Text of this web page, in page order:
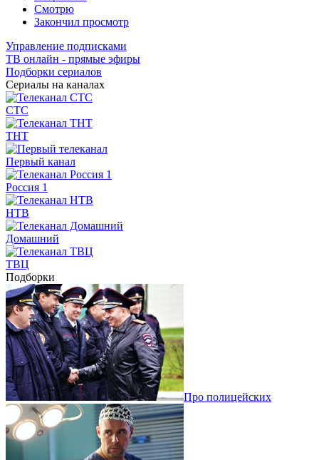
Смотрю
Закончил просмотр
Управление подписками
ТВ онлайн - прямые эфиры
Подборки сериалов
Сериалы на каналах
СТС
ТНТ
Первый канал
Россия 1
НТВ
Домашний
ТВЦ
Подборки
Про полицейских